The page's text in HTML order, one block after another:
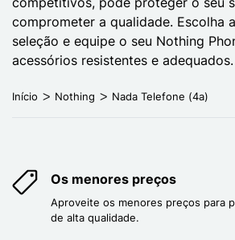
comprometer a qualidade. Escolha
seleção e equipe o seu Nothing
acessórios resistentes e adequados.
Início Nothing Nada Telefone (4a)
Os menores preços
Aproveite os menores preços para
de alta qualidade.